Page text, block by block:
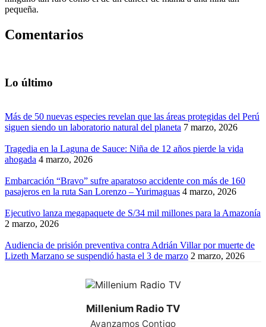
pequeña.
Comentarios
Lo último
Más de 50 nuevas especies revelan que las áreas protegidas del Perú
siguen siendo un laboratorio natural del planeta 7 marzo, 2026
Tragedia en la Laguna de Sauce: Niña de 12 años pierde la vida
ahogada 4 marzo, 2026
Embarcación “Bravo” sufre aparatoso accidente con más de 160
pasajeros en la ruta San Lorenzo – Yurimaguas 4 marzo, 2026
Ejecutivo lanza megapaquete de S/34 mil millones para la Amazonía
2 marzo, 2026
Audiencia de prisión preventiva contra Adrián Villar por muerte de
Lizeth Marzano se suspendió hasta el 3 de marzo 2 marzo, 2026
Millenium Radio TV
Avanzamos Contigo